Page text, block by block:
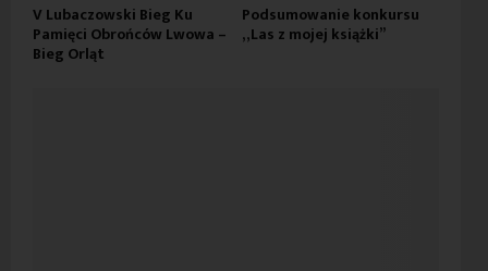
V Lubaczowski Bieg Ku
Pamięci Obrońców Lwowa –
Bieg Orląt
Podsumowanie konkursu
„Las z mojej książki”